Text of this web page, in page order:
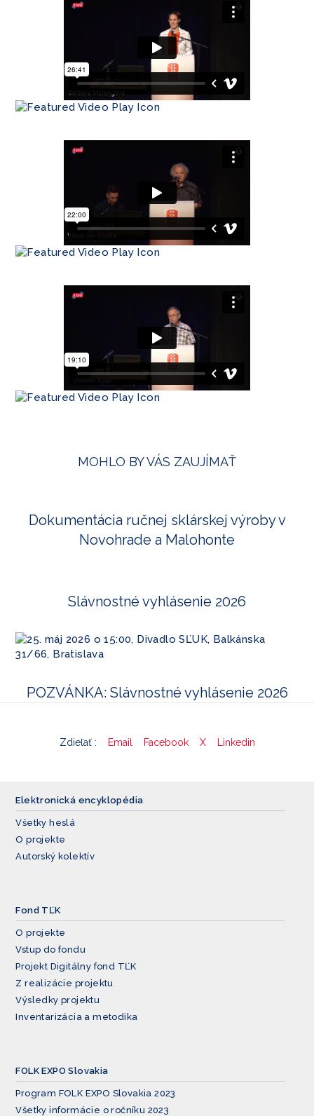
MOHLO BY VÁS ZAUJÍMAŤ
Dokumentácia ručnej sklárskej výroby v
Novohrade a Malohonte
Slávnostné vyhlásenie 2026
POZVÁNKA: Slávnostné vyhlásenie 2026
Zdieľať : Email Facebook X Linkedin
Elektronická encyklopédia
Všetky heslá
O projekte
Autorský kolektív
Fond TĽK
O projekte
Vstup do fondu
Projekt Digitálny fond TĽK
Z realizácie projektu
Výsledky projektu
Inventarizácia a metodika
FOLK EXPO Slovakia
Program FOLK EXPO Slovakia 2023
Všetky informácie o ročníku 2023